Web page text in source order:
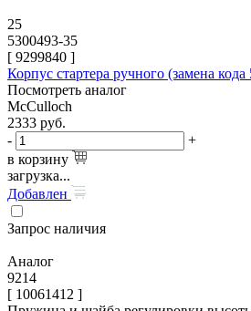
25
5300493-35
[ 9299840 ]
Корпус стартера ручного (замена
Посмотреть аналог
McCulloch
2333 руб.
-
+
в корзину
загрузка...
Добавлен
Запрос наличия
Аналог
9214
[ 10061412 ]